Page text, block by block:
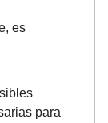
es
para